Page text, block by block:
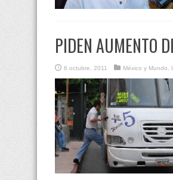
PIDEN AUMENTO
6 octubre, 2011 México y Mundo